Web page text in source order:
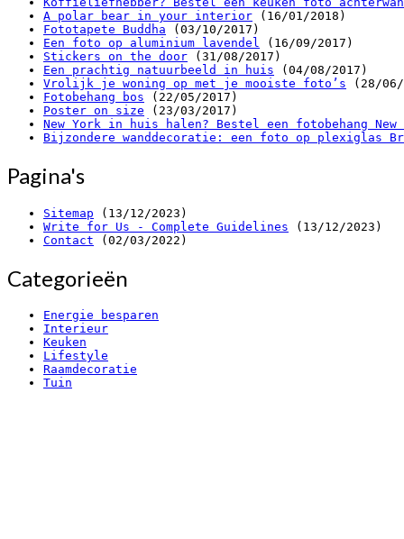
A polar bear in your interior
(16/01/2018)
Fototapete Buddha
(03/10/2017)
Een foto op aluminium lavendel
(16/09/2017)
Stickers on the door
(31/08/2017)
Een prachtig natuurbeeld in huis
(04/08/2017)
Vrolijk je woning op met je mooiste foto’s
(28/
Fotobehang bos
(22/05/2017)
Poster on size
(23/03/2017)
New York in huis halen? Bestel een fotobehang New
Bijzondere wanddecoratie: een foto op plexiglas
Pagina's
Sitemap
(13/12/2023)
Write for Us - Complete Guidelines
(13/12/2023)
Contact
(02/03/2022)
Categorieën
Energie besparen
Interieur
Keuken
Lifestyle
Raamdecoratie
Tuin